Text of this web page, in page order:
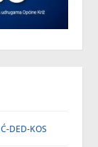
DED-KOS